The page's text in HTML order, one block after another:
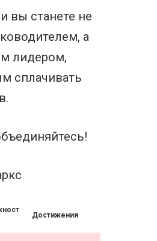
вы станете не
а
лидером,
сплачивать
Достижения